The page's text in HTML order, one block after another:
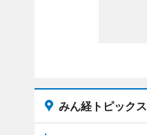
みん経トピックス